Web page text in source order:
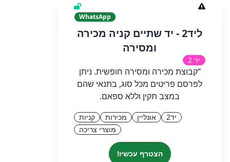
WhatsApp
ליד2 - יד שתיים קניה מכירה
ומסירה
יד 2
“קבוצת מכירה ומסירה חופשית. ניתן
לפרסם פריטים מכל סוג, בתנאי שהם
במצב תקין וללא ספאם.
יד2 אונליין מכירות
קניות
מוצרי צריכה
הצטרף עכשיו!